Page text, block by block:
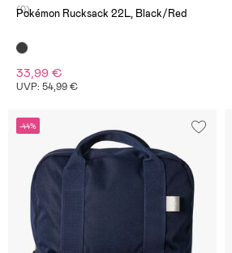
(0)
Pokémon Rucksack 22L, Black/Red
33,99 €
UVP: 54,99 €
-44%